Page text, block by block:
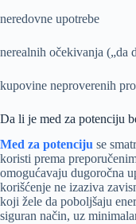
neredovne upotrebe
nerealnih očekivanja („da
kupovine neproverenih
Da li je med za potenciju
Med za potenciju se
koristi prema
omogućavaju dugoročna
korišćenje ne izaziva
koji žele da poboljšaju
siguran način, uz